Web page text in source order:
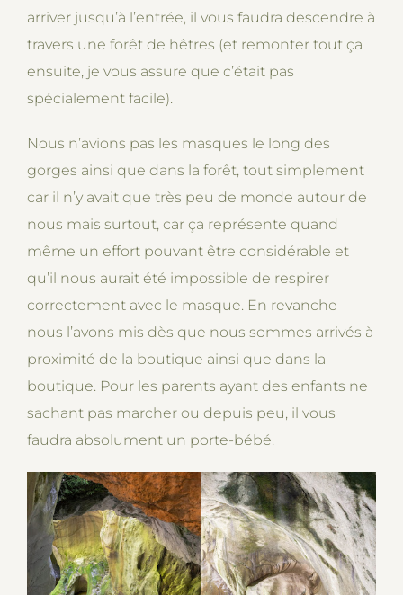
arriver jusqu’à l’entrée, il vous faudra descendre à
travers une forêt de hêtres (et remonter tout ça
ensuite, je vous assure que c’était pas
spécialement facile).
Nous n’avions pas les masques le long des
gorges ainsi que dans la forêt, tout simplement
car il n’y avait que très peu de monde autour de
nous mais surtout, car ça représente quand
même un effort pouvant être considérable et
qu’il nous aurait été impossible de respirer
correctement avec le masque. En revanche
nous l’avons mis dès que nous sommes arrivés à
proximité de la boutique ainsi que dans la
boutique. Pour les parents ayant des enfants ne
sachant pas marcher ou depuis peu, il vous
faudra absolument un porte-bébé.